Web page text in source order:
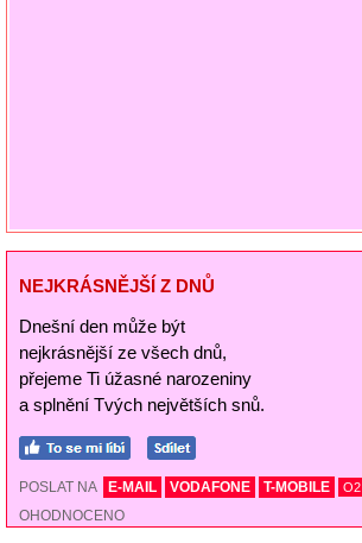
NEJKRÁSNĚJŠÍ Z DNŮ
Dnešní den může být
nejkrásnější ze všech dnů,
přejeme Ti úžasné narozeniny
a splnění Tvých největších snů.
POSLAT NA E-MAIL VODAFONE T-MOBILE O2
OHODNOCENO